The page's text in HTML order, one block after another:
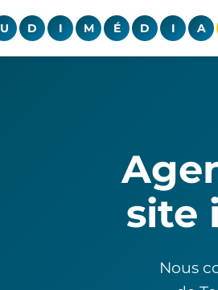
U D I M É D I A
site
Nous